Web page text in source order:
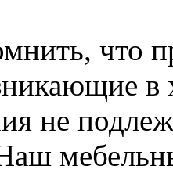
что
в
не